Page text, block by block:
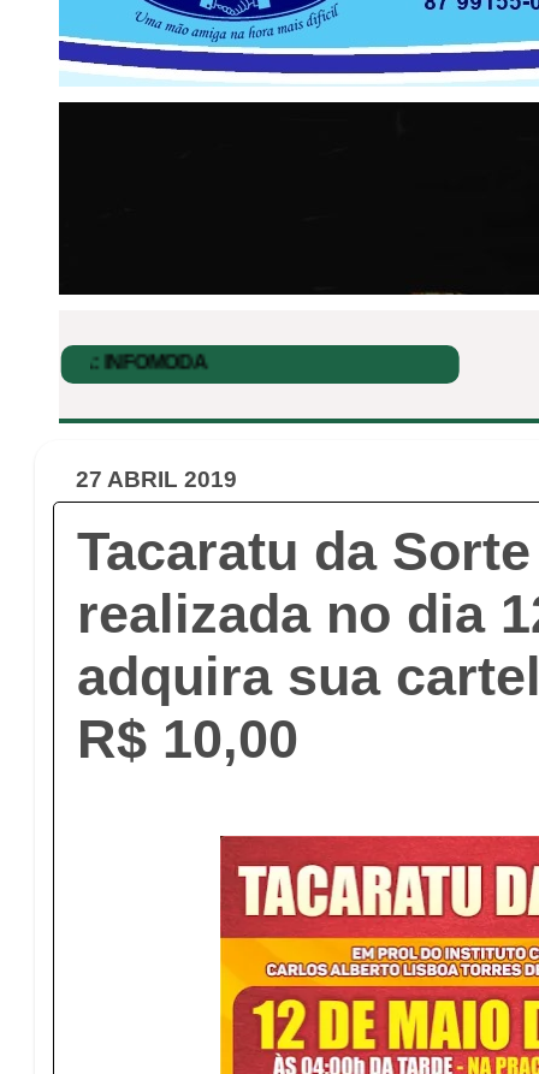
27 ABRIL 2019
Tacaratu da
realizada no dia
adquira sua
R$ 10,00